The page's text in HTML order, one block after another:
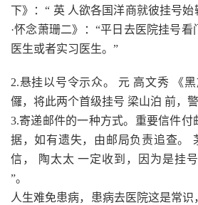
下》：“ 英 人欲各国洋商就彼挂号始
·怀念萧珊二》：“平日去医院挂号看
医生或者实习医生。”
2.悬挂以号令示众。 元 高文秀 《
儸，将此两个首级挂号 梁山泊 前，
3.寄递邮件的一种方式。重要信件付
据，如有遗失，由邮局负责追查。
信， 陶太太 一定收到，因为是挂
”。
人生难免患病，患病去医院这是常